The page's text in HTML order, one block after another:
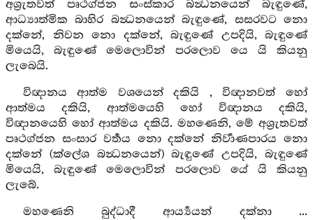
අශ්‍රැතවත් පෘථග්ජන සංස්කාර බන්‍ධනයෙන් බැඳුණේ,
ආධ්‍යාත්මික බාහිර බන්‍ධනයෙන් බැඳුණේ, සසරවට නො
දක්නේ, නිවන නො දක්නේ, බැඳුණේ උපදියි, බැඳුණේ
මියෙයි, බැඳුණේ මෙලොවින් පරලොව යෙ යි කියනු
ලැබෙයි.
විඥානය ආත්ම වශයෙන් දකියි , විඥානවත් හෝ
ආත්මය දකියි, ආත්මයෙහි හෝ විඥානය දකියි,
විඥානයෙහි හෝ ආත්මය දකියි. මහණෙනි, මේ අශ්‍රැතවත්
පෘථග්ජන සංසාර වර්‍තය නො දක්නේ නිර්‍වාණපාරය නො
දක්නේ (ක්ලේශ බන්‍ධනයෙන්) බැඳුණේ උපදියි, බැඳුණේ
මියෙයි, බැඳුණේ මෙලොවින් පරලොව යේ යි කියනු
ලැබේ.
මහණෙනි බුද්ධාදී ආර්‍ය්‍යයන් දක්නා ...